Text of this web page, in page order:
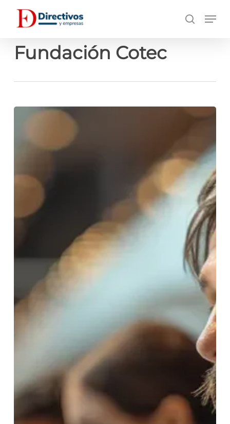
principal
búsqueda
Fundación Cotec